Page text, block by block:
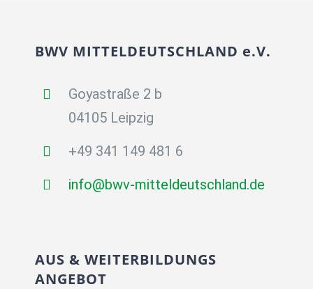
BWV MITTELDEUTSCHLAND e.V.
Goyastraße 2 b
04105 Leipzig
+49 341 149 481 6
info@bwv-mitteldeutschland.de
AUS & WEITERBILDUNGS
ANGEBOT